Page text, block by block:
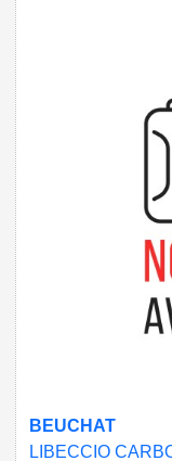
BEUCHAT
LIBECCIO